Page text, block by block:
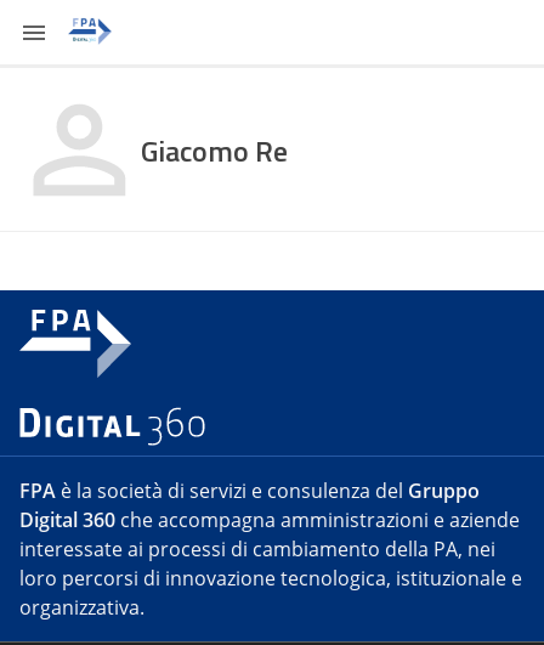
Giacomo Re
FPA è la società di servizi e consulenza del Gruppo
Digital 360 che accompagna amministrazioni e aziende
interessate ai processi di cambiamento della PA, nei
loro percorsi di innovazione tecnologica, istituzionale e
organizzativa.